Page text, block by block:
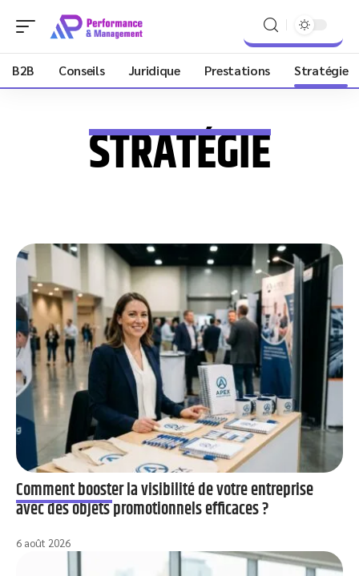
B2B Conseils Juridique Prestations Stratégie
STRATÉGIE
Comment booster la visibilité de votre entreprise
avec des objets promotionnels efficaces ?
6 août 2026